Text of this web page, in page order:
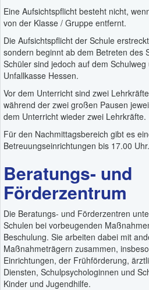
Eine Aufsichtspflicht besteht nicht,
von der Klasse / Gruppe entfernt.
Die Aufsichtspflicht der Schule
sondern beginnt ab dem Betreten des
Schüler sind jedoch auf dem
Unfallkasse Hessen.
Vor dem Unterricht sind zwei
während der zwei großen Pausen
dem Unterricht wieder zwei Lehrkräfte.
Für den Nachmittagsbereich gibt es
Betreuungseinrichtungen bis 17.00 Uhr.
Beratungs- und
Förderzentrum
Die Beratungs- und Förderzentren
Schulen bei vorbeugenden
Beschulung. Sie arbeiten dabei mit
Maßnahmeträgern zusammen,
Einrichtungen, der Frühförderung,
Diensten, Schulpsychologinnen und
Kinder und Jugendhilfe.